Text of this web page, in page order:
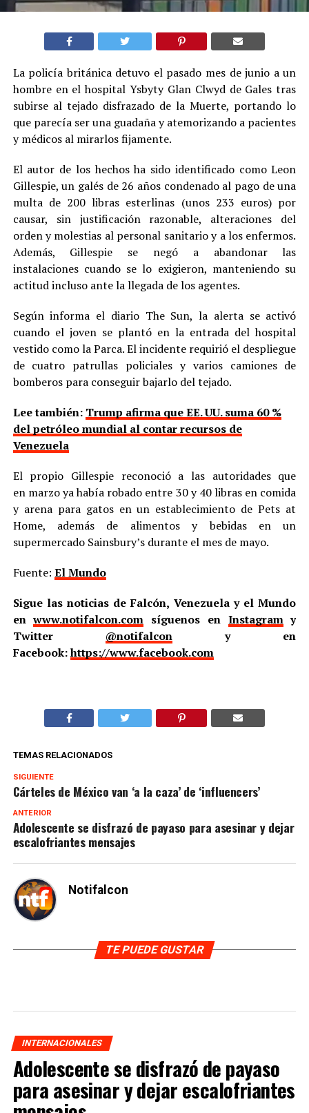
La policía británica detuvo el pasado mes de junio a un
hombre en el hospital Ysbyty Glan Clwyd de Gales tras
subirse al tejado disfrazado de la Muerte, portando lo
que parecía ser una guadaña y atemorizando a pacientes
y médicos al mirarlos fijamente.
El autor de los hechos ha sido identificado como Leon
Gillespie, un galés de 26 años condenado al pago de una
multa de 200 libras esterlinas (unos 233 euros) por
causar, sin justificación razonable, alteraciones del
orden y molestias al personal sanitario y a los enfermos.
Además, Gillespie se negó a abandonar las
instalaciones cuando se lo exigieron, manteniendo su
actitud incluso ante la llegada de los agentes.
Según informa el diario The Sun, la alerta se activó
cuando el joven se plantó en la entrada del hospital
vestido como la Parca. El incidente requirió el despliegue
de cuatro patrullas policiales y varios camiones de
bomberos para conseguir bajarlo del tejado.
Lee también: Trump afirma que EE. UU. suma 60 %
del petróleo mundial al contar recursos de
Venezuela
El propio Gillespie reconoció a las autoridades que
en marzo ya había robado entre 30 y 40 libras en comida
y arena para gatos en un establecimiento de Pets at
Home, además de alimentos y bebidas en un
supermercado Sainsbury’s durante el mes de mayo.
Fuente: El Mundo
Sigue las noticias de Falcón, Venezuela y el Mundo
enwww.notifalcon.com síguenos en Instagramy
Twitter @notifalcony en
Facebook:https://www.facebook.com
TEMAS RELACIONADOS
SIGUIENTE
Cárteles de México van ‘a la caza’ de ‘influencers’
ANTERIOR
Adolescente se disfrazó de payaso para asesinar y dejar
escalofriantes mensajes
Notifalcon
TE PUEDE GUSTAR
INTERNACIONALES
Adolescente se disfrazó de payaso
para asesinar y dejar escalofriantes